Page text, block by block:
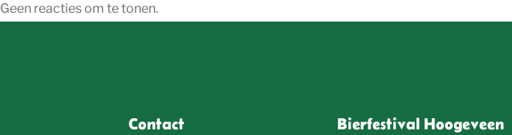
Geen reacties om te tonen.
Contact Bierfestival Hoogeveen